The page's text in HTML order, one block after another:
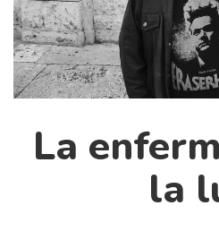
Cómics
Críticas
Cultura
Documentos
La
la